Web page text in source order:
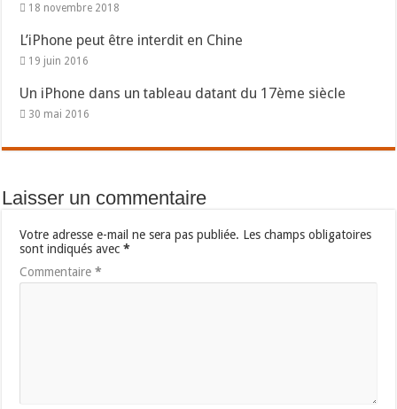
18 novembre 2018
L’iPhone peut être interdit en Chine
19 juin 2016
Un iPhone dans un tableau datant du 17ème siècle
30 mai 2016
Laisser un commentaire
Votre adresse e-mail ne sera pas publiée. Les champs obligatoires
sont indiqués avec*
Commentaire*